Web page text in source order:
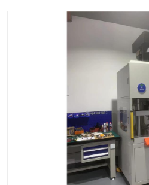
数控油压机-伺服油压机